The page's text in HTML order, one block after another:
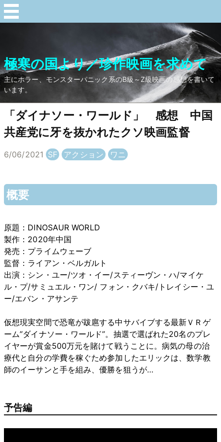
極寒の国より／珍作映画を求めて
主にホラー、モンスターパニック系のB級～Z級映画の感想を書いて
います。
「ダイナソー・ワールド」 感想 中国
共産党に牙を抜かれたクソ映画監督
6/06/2021 SF アクション ワニ
概要
原題：DINOSAUR WORLD
製作：2020年中国
発売：プライムウェーブ
監督：ライアン・ベルガルト
出演：シン・ユー/ツオ・イー/スティーヴン・ハ/マイケ
ル・プ/サミュエル・ワン/ フォン・クバキ/トレイシー・ユ
ー/エバン・アサンテ
仮想現実空間で恐竜が跋扈する中サバイブする最新ＶＲゲ
ーム”ダイナソー・ワールド”。抽選で選ばれた20名のプレ
イヤーが賞金500万元を賭けて戦うことに。病気の母の治
療代と自分の学費を稼ぐため参加したエリックは、数学教
師のイーサンと手を組み、優勝を狙うが…
予告編